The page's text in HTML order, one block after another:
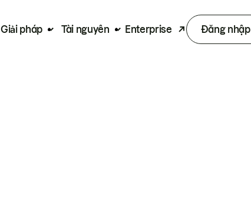
Giải pháp Tài nguyên Enterprise Đăng nhập